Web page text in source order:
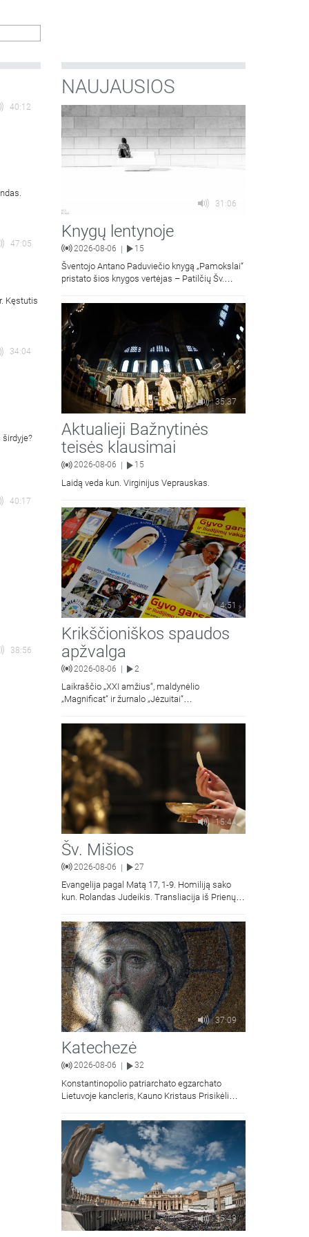
40:12
47:05
Kęstutis
34:04
širdyje?
40:17
38:56
NAUJAUSIOS
31:06
Knygų lentynoje
2026-08-06 | 15
Šventojo Antano Paduviečio knygą „Pamokslai“
pristato šios knygos vertėjas – Patilčių Šv.
moralinės teologijos dr. Algirdas Petras
35:37
Aktualieji Bažnytinės
teisės klausimai
2026-08-06 15
Laidą veda kun. Virginijus Veprauskas.
4:51
Krikščioniškos spaudos
apžvalga
2026-08-06 2
Laikraščio „XXI amžius“, maldynėlio
„Magnificat“ ir žurnalo „Jėzuitai“
15:44
Šv. Mišios
2026-08-06 | 27
Evangelija pagal Matą 17, 1-9. Homiliją sako
kun. Rolandas Judeikis. Transliacija iš Prienų
37:09
Katechezė
2026-08-06 32
Konstantinopolio patriarchato egzarchato
Lietuvoje kancleris, Kauno Kristaus Prisikėlimo
kunigas Vitalijus Mockus pasakoja apie
Kristaus Atsimainymo šventę.
35:43